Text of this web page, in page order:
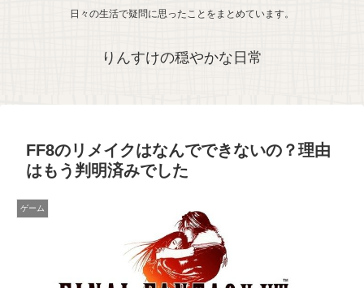
日々の生活で疑問に思ったことをまとめています。
りんすけの穏やかな日常
FF8のリメイクはなんでできないの？理由
はもう判明済みでした
ゲーム